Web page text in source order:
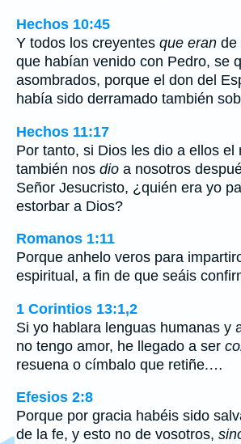
Hechos 10:45
Y todos los creyentes que eran de
que habían venido con Pedro, se
asombrados, porque el don del
había sido derramado también
Hechos 11:17
Por tanto, si Dios les dio a ellos el
también nos dio a nosotros
Señor Jesucristo, ¿quién era yo
estorbar a Dios?
Romanos 1:11
Porque anhelo veros para
espiritual, a fin de que seáis
1 Corintios 13:1,2
Si yo hablara lenguas humanas y
no tengo amor, he llegado a ser
resuena o címbalo que retiñe.…
Efesios 2:8
Porque por gracia habéis sido
de la fe, y esto no de vosotros,